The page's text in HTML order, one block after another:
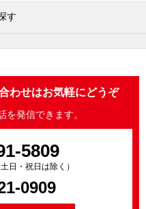
す
わせはお気軽にどうぞ
を発信できます。
5809
日・祝日は除く）
0909